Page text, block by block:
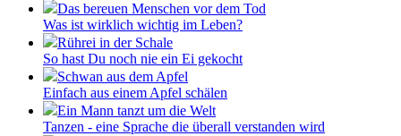
Das bereuen Menschen vor dem Tod
Was ist wirklich wichtig im Leben?
Rührei in der Schale
So hast Du noch nie ein Ei gekocht
Schwan aus dem Apfel
Einfach aus einem Apfel schälen
Ein Mann tanzt um die Welt
Tanzen - eine Sprache die überall verstanden wird